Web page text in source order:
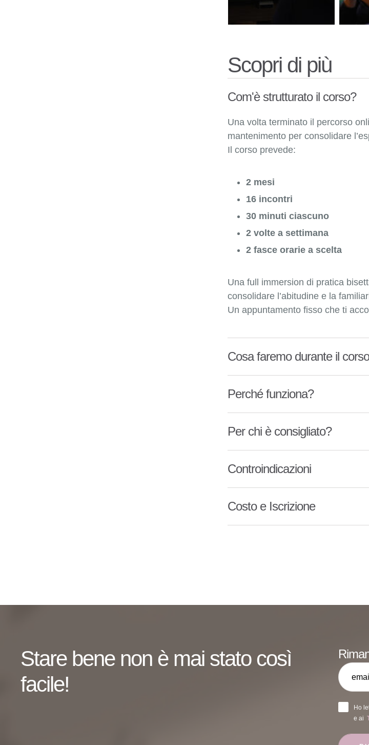
Scopri di più
Com'è strutturato il corso?
Una volta terminato il percorso
mantenimento per consolidare
Il corso prevede:
2 mesi
16 incontri
30 minuti ciascuno
2 volte a settimana
2 fasce orarie a scelta
Una full immersion di pratica
consolidare l’abitudine e la
Un appuntamento fisso che ti
Cosa faremo durante il
Perché funziona?
Per chi è consigliato?
Controindicazioni
Costo e Iscrizione
Stare bene non è mai stato così
facile!
Ho
e ai